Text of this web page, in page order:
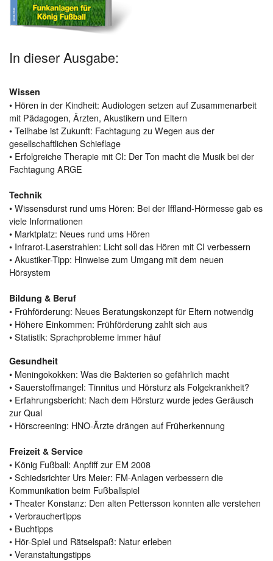
In dieser Ausgabe:
Wissen
• Hören in der Kindheit: Audiologen setzen auf Zusammenarbeit
mit Pädagogen, Ärzten, Akustikern und Eltern
• Teilhabe ist Zukunft: Fachtagung zu Wegen aus der
gesellschaftlichen Schieflage
• Erfolgreiche Therapie mit CI: Der Ton macht die Musik bei der
Fachtagung ARGE
Technik
• Wissensdurst rund ums Hören: Bei der Iffland-Hörmesse gab es
viele Informationen
• Marktplatz: Neues rund ums Hören
• Infrarot-Laserstrahlen: Licht soll das Hören mit CI verbessern
• Akustiker-Tipp: Hinweise zum Umgang mit dem neuen
Hörsystem
Bildung & Beruf
• Frühförderung: Neues Beratungskonzept für Eltern notwendig
• Höhere Einkommen: Frühförderung zahlt sich aus
• Statistik: Sprachprobleme immer häuf
Gesundheit
• Meningokokken: Was die Bakterien so gefährlich macht
• Sauerstoffmangel: Tinnitus und Hörsturz als Folgekrankheit?
• Erfahrungsbericht: Nach dem Hörsturz wurde jedes Geräusch
zur Qual
• Hörscreening: HNO-Ärzte drängen auf Früherkennung
Freizeit & Service
• König Fußball: Anpfiff zur EM 2008
• Schiedsrichter Urs Meier: FM-Anlagen verbessern die
Kommunikation beim Fußballspiel
• Theater Konstanz: Den alten Pettersson konnten alle verstehen
• Verbrauchertipps
• Buchtipps
• Hör-Spiel und Rätselspaß: Natur erleben
• Veranstaltungstipps